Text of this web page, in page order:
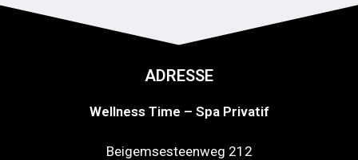
ADRESSE
Wellness Time – Spa Privatif
Beigemsesteenweg 212